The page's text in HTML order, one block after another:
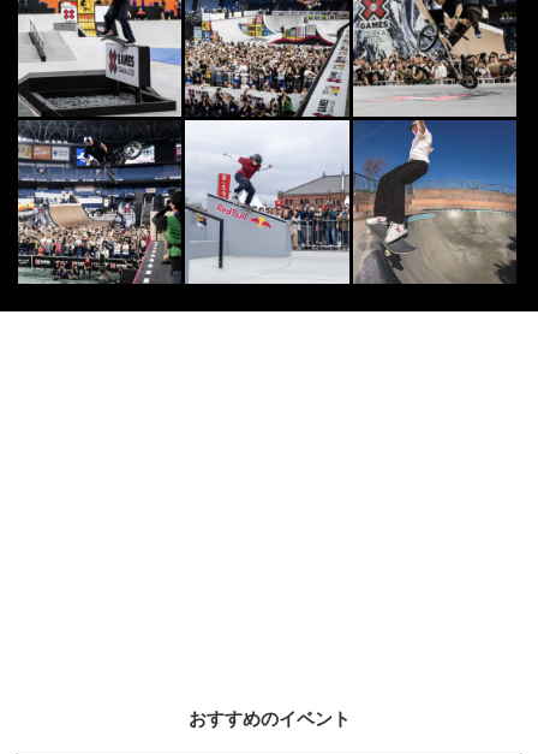
様々なカルチャーが交差する異種格
闘技戦！「FREESTYLE SPACE 20
2...
2026.8.6
8
第22回「SURF TOWN FESTA 202
6」開催決定 千葉県いすみ市で
全...
2026.5.20
9 OTHERS
おすすめのイベント